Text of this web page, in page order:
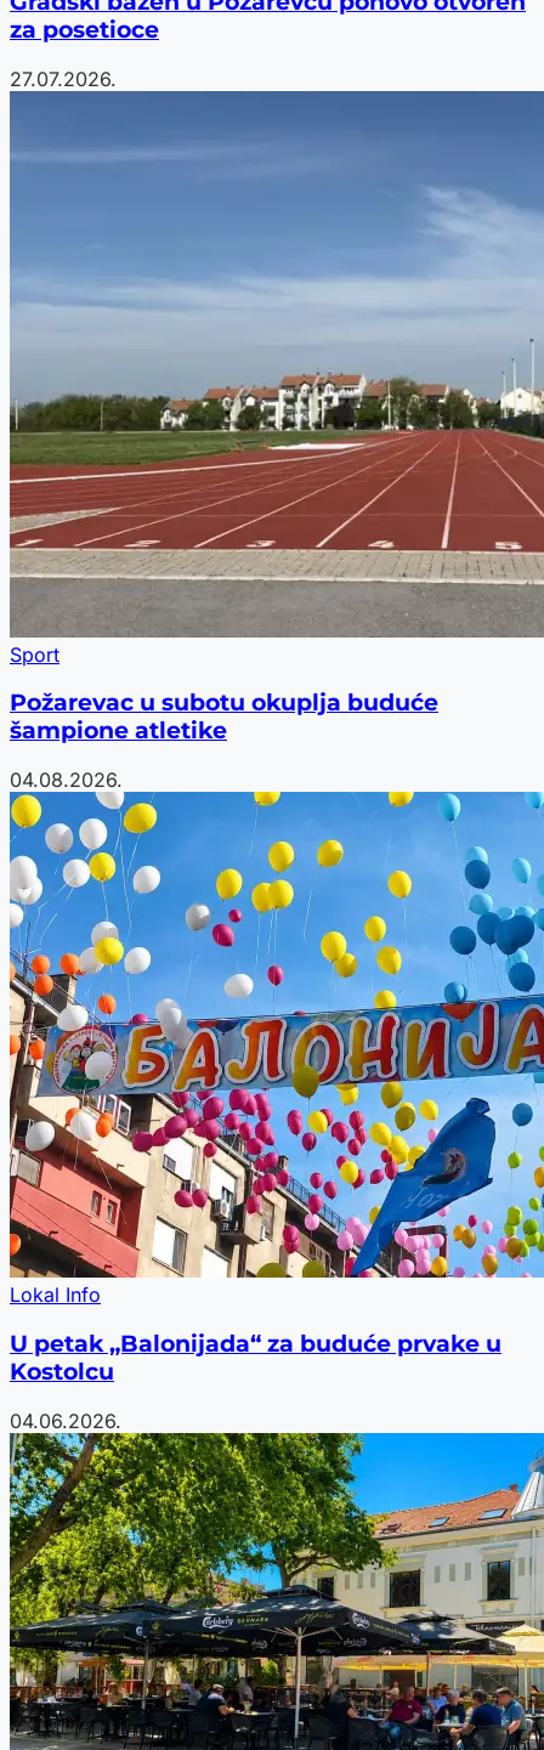
za posetioce
27.07.2026.
Sport
Požarevac u subotu okuplja buduće
šampione atletike
04.08.2026.
Lokal Info
U petak „Balonijada“ za buduće prvake u
Kostolcu
04.06.2026.